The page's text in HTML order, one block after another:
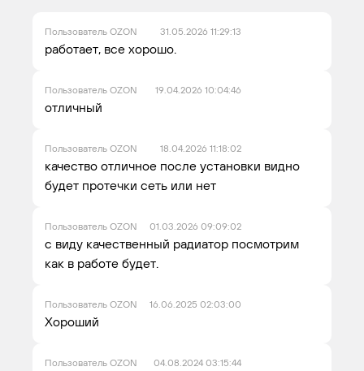
Пользователь OZON 31.05.2026 11:29:13
работает, все хорошо.
Пользователь OZON 19.04.2026 10:04:46
отличный
Пользователь OZON 18.04.2026 11:18:02
качество отличное после установки видно
будет протечки сеть или нет
Пользователь OZON 01.03.2026 09:09:02
с виду качественный радиатор посмотрим
как в работе будет.
Пользователь OZON 16.06.2025 02:03:00
Хороший
Пользователь OZON 04.08.2024 03:15:44